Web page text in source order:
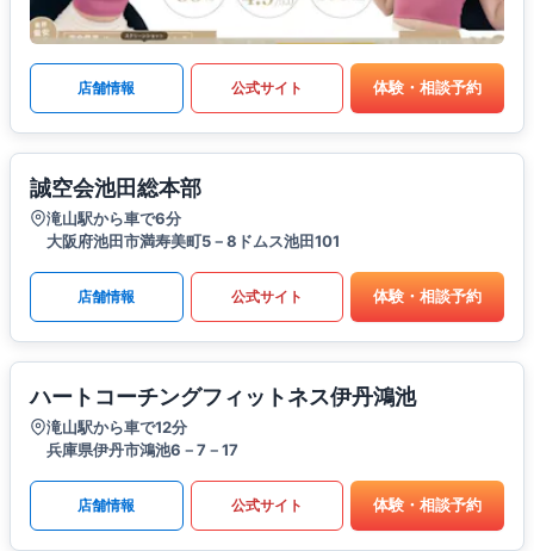
店舗情報 公式サイト 体験・相談予約
誠空会池田総本部
滝山駅から車で6分
大阪府池田市満寿美町5－8ドムス池田101
店舗情報 公式サイト 体験・相談予約
ハートコーチングフィットネス伊丹鴻池
滝山駅から車で12分
兵庫県伊丹市鴻池6－7－17
店舗情報 公式サイト 体験・相談予約